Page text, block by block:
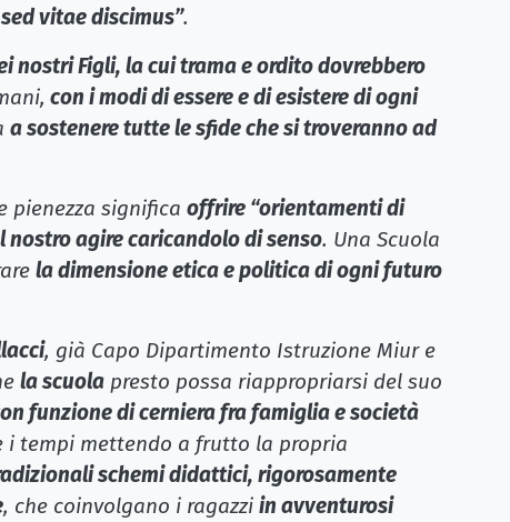
vitae discimus”.
nostri Figli, la cui trama e ordito dovrebbero
con i modi di essere e di esistere di ogni
a sostenere tutte le sfide che si troveranno ad
pienezza significa offrire “orientamenti di
nostro agire caricandolo di senso. Una Scuola
la dimensione etica e politica di ogni futuro
, già Capo Dipartimento Istruzione Miur e
la scuola presto possa riappropriarsi del suo
funzione di cerniera fra famiglia e società
i tempi mettendo a frutto la propria
schemi didattici, rigorosamente
, che coinvolgano i ragazzi in avventurosi